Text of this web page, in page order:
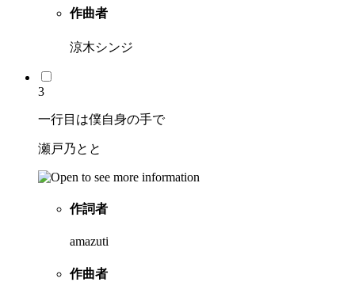
作曲者
涼木シンジ
3
一行目は僕自身の手で
瀬戸乃とと
作詞者
amazuti
作曲者